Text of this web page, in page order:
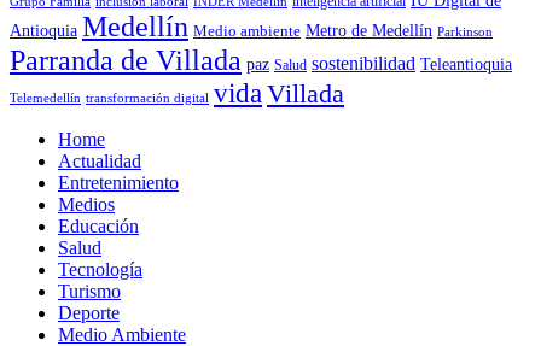
Antioquia Medellín Medio ambiente Metro de Medellín Parkinson
Parranda de Villada paz Salud sostenibilidad Teleantioquia
Telemedellín transformación digital vida Villada
Home
Actualidad
Entretenimiento
Medios
Educación
Salud
Tecnología
Turismo
Deporte
Medio Ambiente